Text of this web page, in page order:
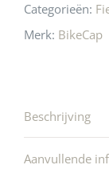
Categorieën:
Merk: BikeCap
Beschrijving
Aanvullende